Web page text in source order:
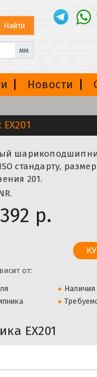
мм
Новости
стандарту,
201.
392 р.
от:
Наличия
EX201